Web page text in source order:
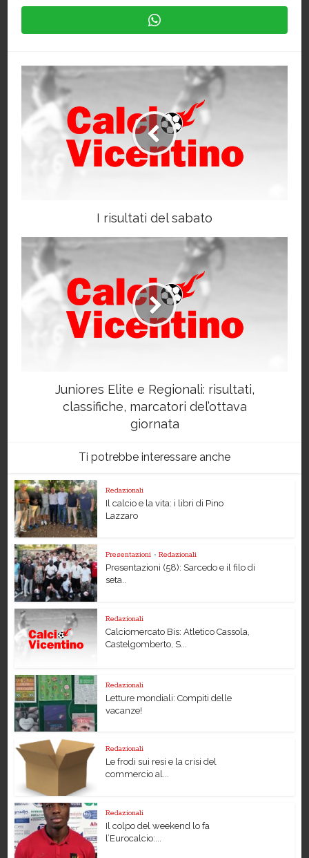
I risultati del sabato
Juniores Elite e Regionali: risultati,
classifiche, marcatori del’ottava
giornata
Ti potrebbe interessare anche
Redazionali
Il calcio e la vita: i libri di Pino
Lazzaro
Presentazioni • Redazionali
Presentazioni (58): Sarcedo e il filo di
seta..
Redazionali
Calciomercato Bis: Atletico Cassola,
Castelgomberto, S...
Redazionali
Letture mondiali: Compiti delle
vacanze!
Redazionali
Le frodi sui resi e la crisi del
commercio al...
Redazionali
Il colpo del weekend lo fa
l’Eurocalcio:...